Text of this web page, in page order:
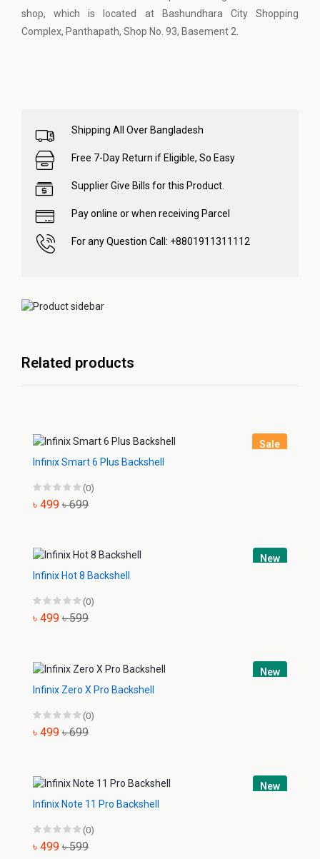
shop, which is located at Bashundhara City Shopping
Complex, Panthapath, Shop No. 93, Basement 2.
Shipping All Over Bangladesh
Free 7-Day Return if Eligible, So Easy
Supplier Give Bills for this Product.
Pay online or when receiving Parcel
For any Question Call: +8801911311112
Related products
Sale
Infinix Smart 6 Plus Backshell
(0)
৳ 499 ৳ 699
New
Infinix Hot 8 Backshell
(0)
৳ 499 ৳ 599
New
Infinix Zero X Pro Backshell
(0)
৳ 499 ৳ 699
New
Infinix Note 11 Pro Backshell
(0)
৳ 499 ৳ 599